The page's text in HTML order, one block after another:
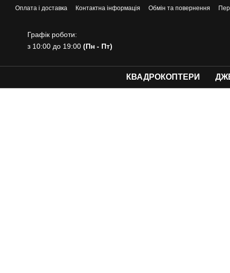
Перейти до основного контенту
Оплата і доставка Контактна інформація Обмін та повернення
Графік роботи:
з 10:00 до 19:00 (Пн - Пт)
КВАДРОКОПТЕРИ